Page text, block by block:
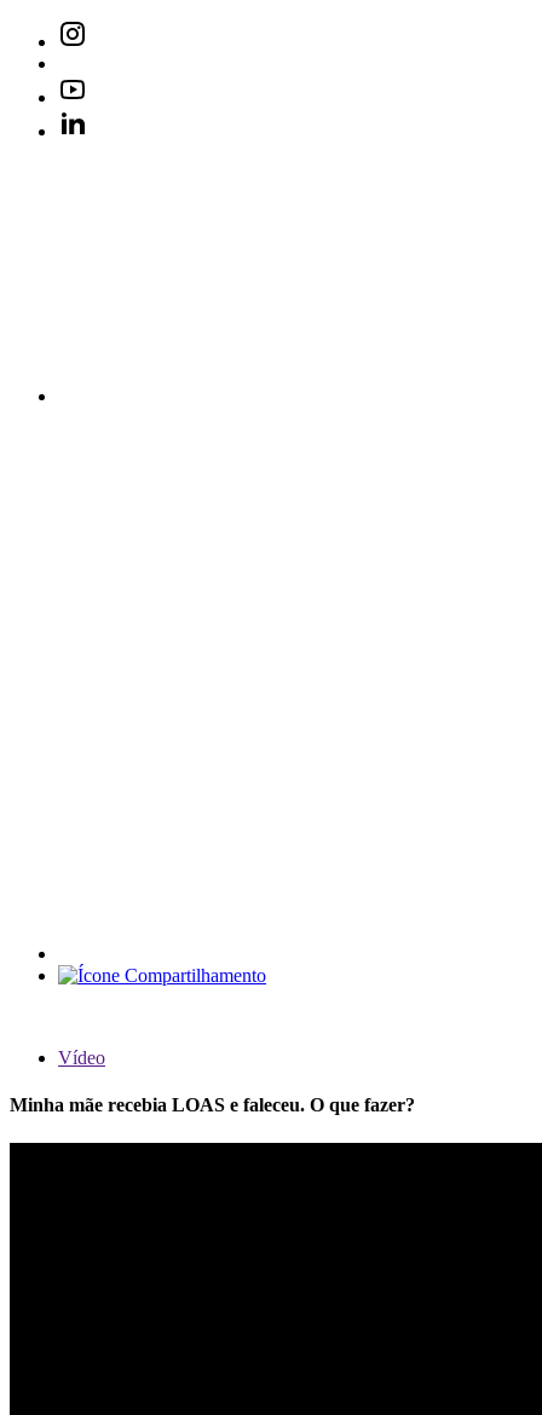
Vídeo
Minha mãe recebia LOAS e faleceu. O que fazer?